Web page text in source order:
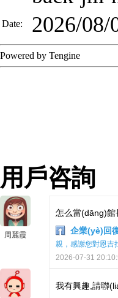
用戶咨詢
周麗霞
怎么當(dāng)館
企業(yè)回
親，感謝您對恩吉
2026-07-31
我有興趣,請聯